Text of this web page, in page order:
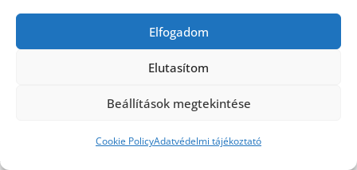
Elfogadom
Elutasítom
Beállítások megtekintése
Cookie PolicyAdatvédelmi tájékoztató
Kosárba
Átmérő
Hossz
Munkahossz